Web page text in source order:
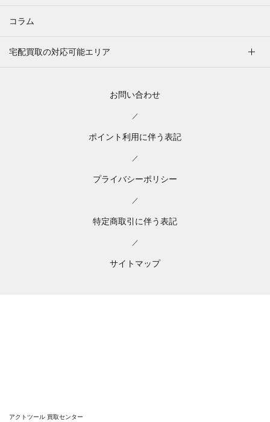
コラム
宅配買取の対応可能エリア
お問い合わせ
／
ポイント利用に伴う表記
／
プライバシーポリシー
／
特定商取引に伴う表記
／
サイトマップ
アクトツール 買取センター